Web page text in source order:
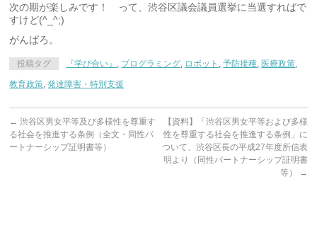
次の期が楽しみです！ って、渋谷区議会議員選挙に当選すればで
すけど(^_^;)
がんばろ。
投稿タグ 『学び合い』 , プログラミング, ロボット ,予防接種,医療政策,
教育政策,発達障害・特別支援
← 渋谷区男女平等及び多様性を尊重す
る社会を推進する条例（全文・同性パ
ートナーシップ証明書等）
【資料】「渋谷区男女平等および多様
性を尊重する社会を推進する条例」に
ついて、渋谷区長の平成27年度所信表
明より（同性パートナーシップ証明書
等）
→